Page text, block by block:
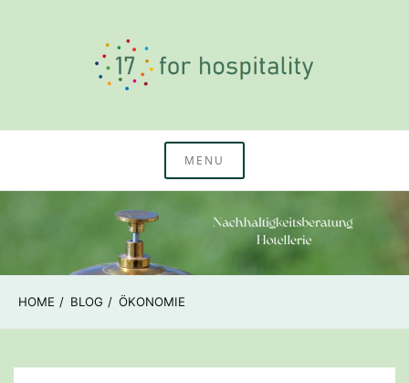
17 for hospitality
MENU
HOME BLOG ÖKONOMIE